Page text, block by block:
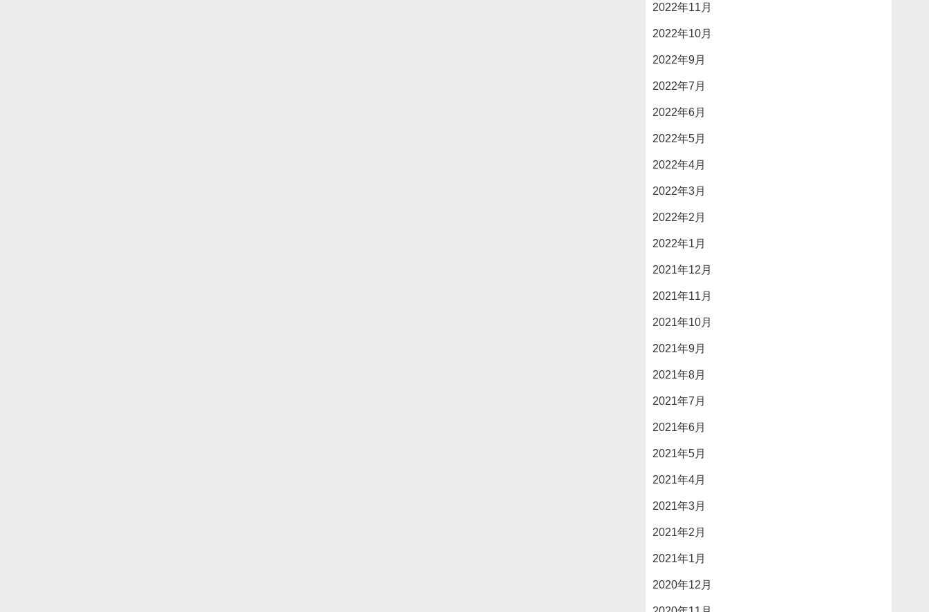
2022年11月
2022年10月
2022年9月
2022年7月
2022年6月
2022年5月
2022年4月
2022年3月
2022年2月
2022年1月
2021年12月
2021年11月
2021年10月
2021年9月
2021年8月
2021年7月
2021年6月
2021年5月
2021年4月
2021年3月
2021年2月
2021年1月
2020年12月